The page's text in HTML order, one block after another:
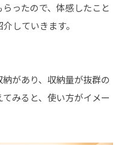
ったので、体感したこと
していきます。
があり、収納量が抜群の
みると、使い方がイメー